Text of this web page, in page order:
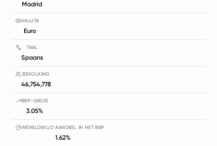
Madrid
VALUTA
Euro
TAAL
Spaans
BEVOLKING
46,754,778
BBP-GROEI
3.05%
WERELDWIJD AANDEEL IN HET BBP
1.62%